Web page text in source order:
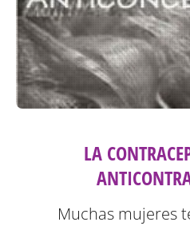
LA
Muchas mujeres